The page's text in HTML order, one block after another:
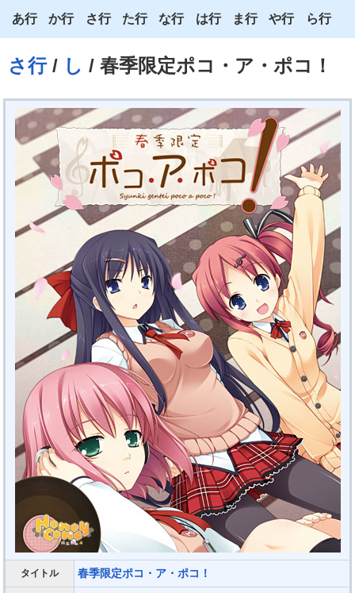
さ行/ し / 春季限定ポコ・ア・ポコ！
あ行
い
う
え
お
か行
き
く
け
こ
さ行
し
す
そ
た行
ち
つ
て
と
な行
に
ぬ
ね
の
は行
ひ
ふ
ほ
ま行
み
む
め
も
や行
ゆ
よ
わ
ら行
り
ろ
タイトル 春季限定ポコ・ア・ポコ！